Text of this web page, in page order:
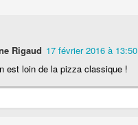
Rigaud 17 février 2016 à 13:50
est loin de la pizza classique !